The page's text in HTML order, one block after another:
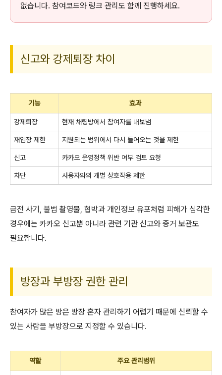
없습니다. 참여코드와 링크 관리도 함께 진행하세요.
신고와 강제퇴장 차이
기능 효과
강제퇴장 현재 채팅방에서 참여자를 내보냄
재입장 제한 지원되는 범위에서 다시 들어오는 것을 제한
신고 카카오 운영정책 위반 여부 검토 요청
차단 사용자와의 개별 상호작용 제한
금전 사기, 불법 촬영물, 협박과 개인정보 유포처럼 피해가 심각한
경우에는 카카오 신고뿐 아니라 관련 기관 신고와 증거 보관도
필요합니다.
방장과 부방장 권한 관리
참여자가 많은 방은 방장 혼자 관리하기 어렵기 때문에 신뢰할 수
있는 사람을 부방장으로 지정할 수 있습니다.
역할 주요 관리범위